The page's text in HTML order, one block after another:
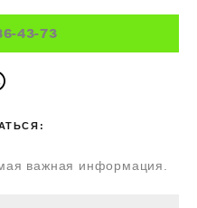
43-73
важная информация.